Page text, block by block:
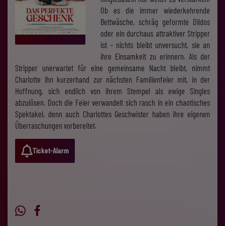
Ob es die immer wiederkehrende
Bettwäsche, schräg geformte Dildos
oder ein durchaus attraktiver Stripper
ist - nichts bleibt unversucht, sie an
ihre Einsamkeit zu erinnern. Als der
Stripper unerwartet für eine gemeinsame Nacht bleibt, nimmt
Charlotte ihn kurzerhand zur nächsten Familienfeier mit, in der
Hoffnung, sich endlich von ihrem Stempel als ewige Singles
abzulösen. Doch die Feier verwandelt sich rasch in ein chaotisches
Spektakel, denn auch Charlottes Geschwister haben ihre eigenen
Überraschungen vorbereitet.
Ticket-Alarm